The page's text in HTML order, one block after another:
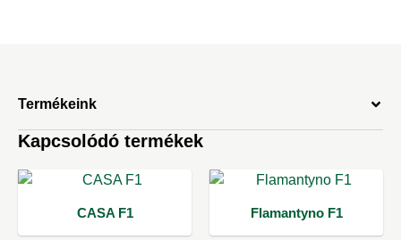
Termékeink
Kapcsolódó termékek
CASA F1 Flamantyno F1